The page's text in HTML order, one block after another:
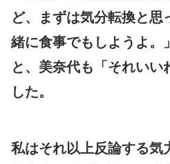
ど、まずは気分転換と思
緒に食事でもしようよ。
と、美奈代も「それいい
した。
私はそれ以上反論する気